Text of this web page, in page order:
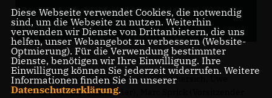
Der alte Ascheplatz wird zum modernen
Kunstrasenplatz
Gemeinsam mit Bürgermeister Axel Tschersich, Uwe
Matecki (Vereinsvorsitzender), Marc Sprick (Vorsitzender
Diese Webseite verwendet Cookies, die notwendig
sind, um die Webseite zu nutzen. Weiterhin
verwenden wir Dienste von Drittanbietern, die uns
helfen, unser Webangebot zu verbessern (Website-
Optmierung). Für die Verwendung bestimmter
Dienste, benötigen wir Ihre Einwilligung. Ihre
Einwilligung können Sie jederzeit widerrufen. Weitere
Informationen finden Sie in unserer
Datenschutzerklärung.